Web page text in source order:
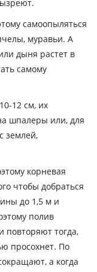
самоопыляться
муравьи. А
дыня растет в
самому
12 см, их
шпалеры или, для
землей,
корневая
чтобы добраться
до 1,5 м и
полив
повторяют тогда,
просохнет. По
а когда